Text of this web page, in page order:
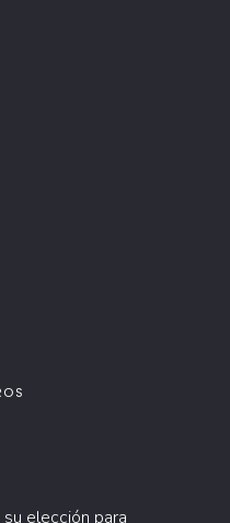
elección para